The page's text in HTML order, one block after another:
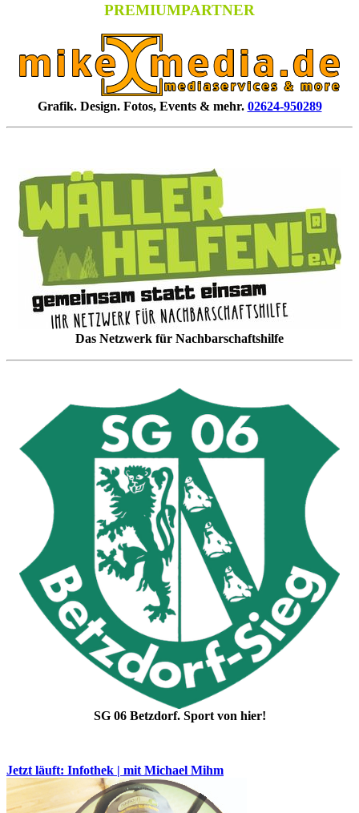
PREMIUMPARTNER
Grafik. Design. Fotos, Events & mehr. 02624-950289
Das Netzwerk für Nachbarschaftshilfe
SG 06 Betzdorf. Sport von hier!
Jetzt läuft: Infothek | mit Michael Mihm